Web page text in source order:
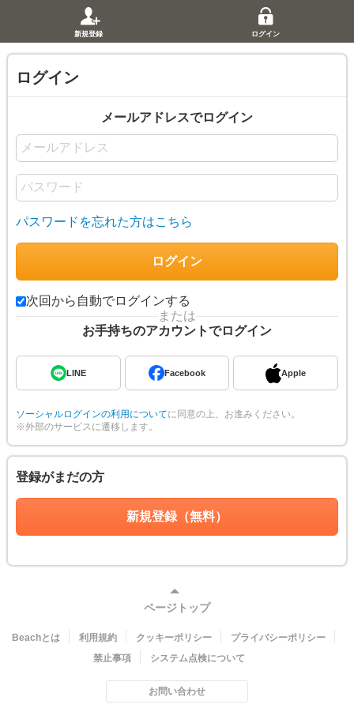
新規登録 ログイン
ログイン
メールアドレスでログイン
パスワードを忘れた方はこちら
次回から自動でログインする
または
お手持ちのアカウントでログイン
LINE Facebook Apple
ソーシャルログインの利用についてに同意の上、お進みください。
※外部のサービスに遷移します。
登録がまだの方
新規登録（無料）
ページトップ
Beachとは 利用規約 クッキーポリシー
プライバシーポリシー
禁止事項
システム点検について
お問い合わせ